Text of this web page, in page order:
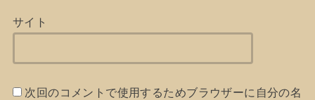
サイト
次回のコメントで使用するためブラウザーに自分の名